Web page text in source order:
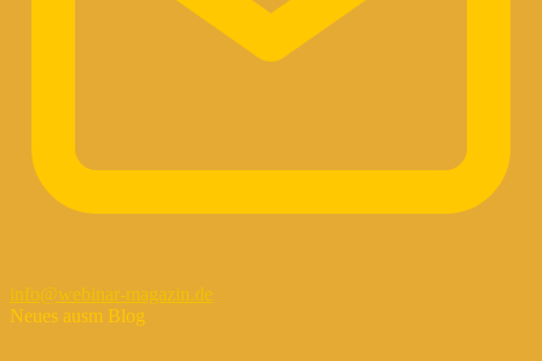
info@webinar-magazin.de
Neues ausm Blog